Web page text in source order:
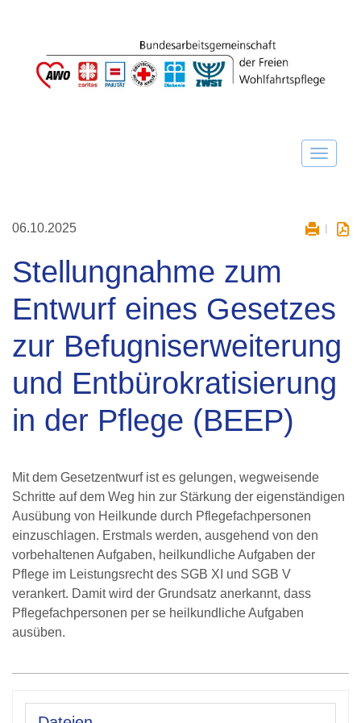
06.10.2025
Stellungnahme zum
Entwurf eines Gesetzes
zur Befugniserweiterung
und Entbürokratisierung
in der Pflege (BEEP)
Mit dem Gesetzentwurf ist es gelungen, wegweisende
Schritte auf dem Weg hin zur Stärkung der eigenständigen
Ausübung von Heilkunde durch Pflegefachpersonen
einzuschlagen. Erstmals werden, ausgehend von den
vorbehaltenen Aufgaben, heilkundliche Aufgaben der
Pflege im Leistungsrecht des SGB XI und SGB V
verankert. Damit wird der Grundsatz anerkannt, dass
Pflegefachpersonen per se heilkundliche Aufgaben
ausüben.